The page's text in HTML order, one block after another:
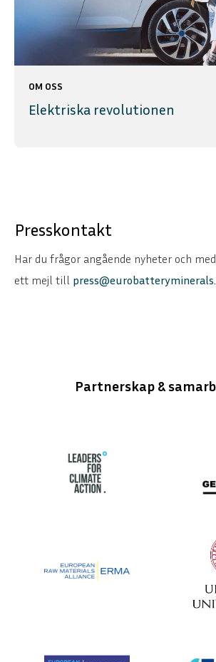
OM OSS
Elektriska revolutionen
Presskontakt
Har du frågor angående nyheter och
ett mejl till
Partnerskap &